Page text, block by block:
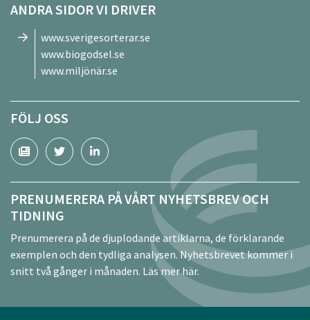
ANDRA SIDOR VI DRIVER
www.sverigesorterar.se
www.biogodsel.se
www.miljönär.se
FÖLJ OSS
PRENUMERERA PÅ VÅRT NYHETSBREV OCH
TIDNING
Prenumerera på de djuplodande artiklarna, de förklarande
exemplen och den tydliga analysen. Nyhetsbrevet kommer i
snitt två gånger i månaden. Läs mer här.